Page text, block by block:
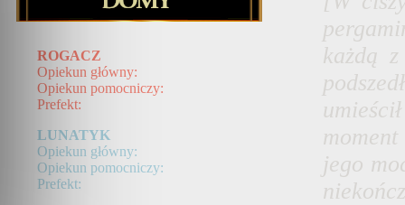
ROGACZ
Opiekun główny:
Opiekun pomocniczy:
Prefekt:
LUNATYK
Opiekun główny:
Opiekun pomocniczy:
Prefekt:
każdą
jego